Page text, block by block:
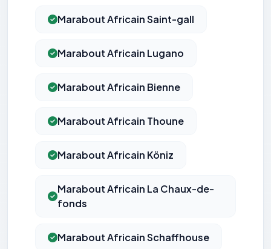
Marabout Africain Saint-gall
Marabout Africain Lugano
Marabout Africain Bienne
Marabout Africain Thoune
Marabout Africain Köniz
Marabout Africain La Chaux-de-
fonds
Marabout Africain Schaffhouse